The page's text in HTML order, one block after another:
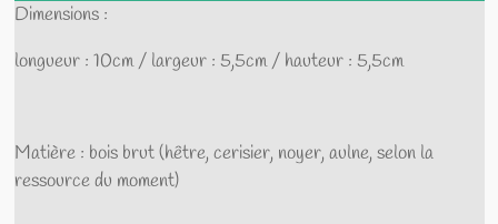
Dimensions :
longueur : 10cm / largeur : 5,5cm / hauteur : 5,5cm
Matière : bois brut (hêtre, cerisier, noyer, aulne, selon la
ressource du moment)